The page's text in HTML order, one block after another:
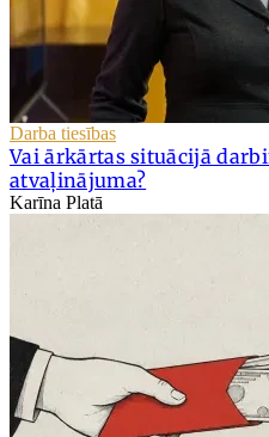
Darba tiesības
Vai ārkārtas situācijā
atvaļinājuma?
Karīna Platā